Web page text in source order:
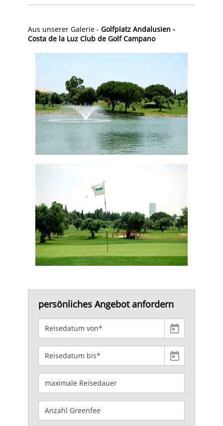
Aus unserer Galerie - Golfplatz Andalusien -
Costa de la Luz Club de Golf Campano
persönliches Angebot anfordern